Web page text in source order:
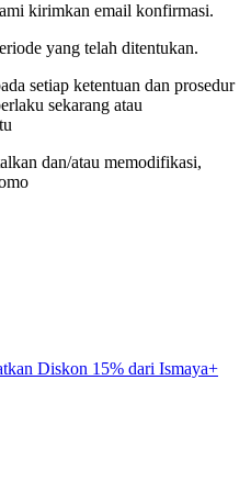
kirimkan email konfirmasi.
yang telah ditentukan.
setiap ketentuan dan prosedur
sekarang atau
dan/atau memodifikasi,
Diskon 15% dari Ismaya+